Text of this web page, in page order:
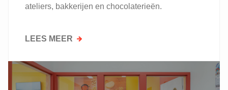
ateliers, bakkerijen en chocolaterieën.
LEES MEER OVER
VOOR
BAKKERS
EN